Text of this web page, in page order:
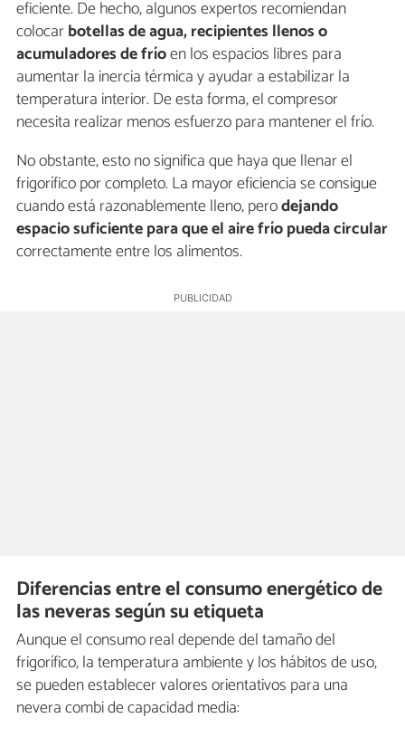
eficiente. De hecho, algunos expertos recomiendan
colocarbotellas de agua, recipientes llenos o
acumuladores de fríoen los espacios libres para
aumentar la inercia térmica y ayudar a estabilizar la
temperatura interior. De esta forma, el compresor
necesita realizar menos esfuerzo para mantener el frío.
No obstante, esto no significa que haya que llenar el
frigorífico por completo. La mayor eficiencia se consigue
cuando está razonablemente lleno, perodejando
espacio suficiente para que el aire frío pueda circular
correctamente entre los alimentos.
Diferencias entre el consumo energético de
las neveras según su etiqueta
Aunque el consumo real depende del tamaño del
frigorífico, la temperatura ambiente y los hábitos de uso,
se pueden establecer valores orientativos para una
nevera combi de capacidad media: